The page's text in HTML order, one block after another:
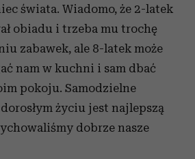
świata. Wiadomo, że 2-latek
obiadu i trzeba mu trochę
zabawek, ale 8-latek może
nam w kuchni i sam dbać
pokoju. Samodzielne
życiu jest najlepszą
dobrze nasze